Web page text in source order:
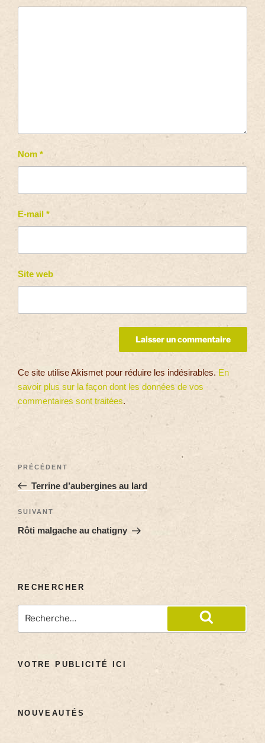
Nom *
E-mail *
Site web
Ce site utilise Akismet pour réduire les indésirables. En
savoir plus sur la façon dont les données de vos
commentaires sont traitées.
PRÉCÉDENT
Terrine d’aubergines au lard
SUIVANT
Rôti malgache au chatigny
RECHERCHER
VOTRE PUBLICITÉ ICI
NOUVEAUTÉS